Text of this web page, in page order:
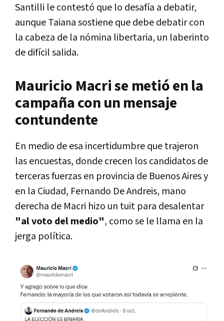
Santilli le contestó que lo desafía a debatir,
aunque Taiana sostiene que debe debatir con
la cabeza de la nómina libertaria, un laberinto
de difícil salida.
Mauricio Macri se metió en la
campaña con un mensaje
contundente
En medio de esa incertidumbre que trajeron
las encuestas, donde crecen los candidatos de
terceras fuerzas en provincia de Buenos Aires y
en la Ciudad, Fernando De Andreis, mano
derecha de Macri hizo un tuit para desalentar
"al voto del medio", como se le llama en la
jerga política.